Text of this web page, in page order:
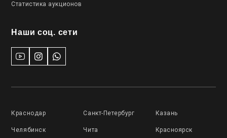
Статистика аукционов
Наши соц. сети
Краснодар Санкт-Петербург Казань
Челябинск Чита Красноярск